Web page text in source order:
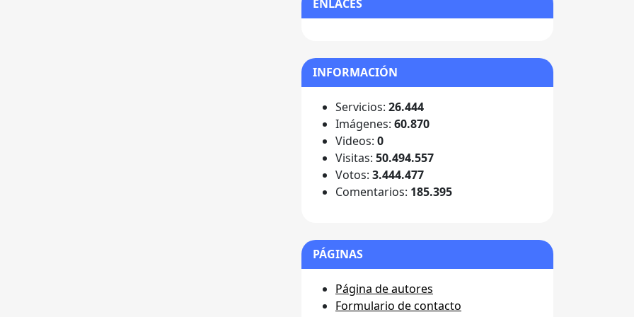
ENLACES
INFORMACIÓN
Servicios: 26.444
Imágenes: 60.870
Videos: 0
Visitas: 50.494.557
Votos: 3.444.477
Comentarios: 185.395
PÁGINAS
Página de autores
Formulario de contacto